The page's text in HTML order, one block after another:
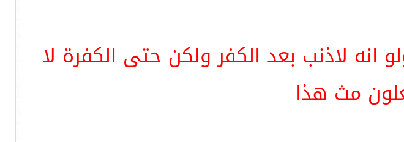
لاذنب بعد الكفر ولكن حتى الكفرة لا
مث هذا